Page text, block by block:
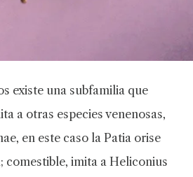
existe una subfamilia que
a otras especies venenosas,
en este caso la Patia orise
comestible, imita a Heliconius